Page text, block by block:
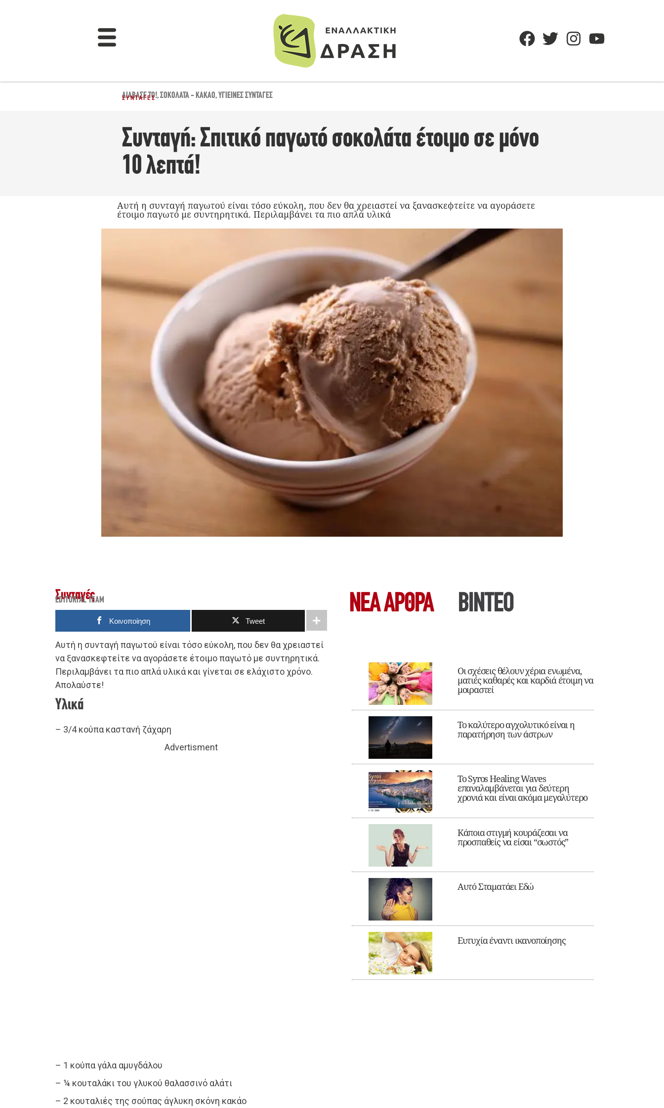
ΔΙΆΒΑΣΈ ΤΟ!,ΣΟΚΟΛΆΤΑ - ΚΑΚΆΟ,ΥΓΙΕΙΝΈΣ ΣΥΝΤΑΓΈΣ
ΣΥΝΤΑΓΈΣ
Συνταγή: Σπιτικό παγωτό σοκολάτα έτοιμο σε μόνο
10 λεπτά!
Αυτή η συνταγή παγωτού είναι τόσο εύκολη, που δεν θα χρειαστεί να ξανασκεφτείτε να αγοράσετε
έτοιμο παγωτό με συντηρητικά. Περιλαμβάνει τα πιο απλά υλικά
Συνταγές
EDITORIAL TEAM
Κοινοποίηση Tweet
Αυτή η συνταγή παγωτού είναι τόσο εύκολη, που δεν θα χρειαστεί
να ξανασκεφτείτε να αγοράσετε έτοιμο παγωτό με συντηρητικά.
Περιλαμβάνει τα πιο απλά υλικά και γίνεται σε ελάχιστο χρόνο.
Απολαύστε!
Υλικά
– 3/4 κούπα καστανή ζάχαρη
Advertisment
– 1 κούπα γάλα αμυγδάλου
– ¼ κουταλάκι του γλυκού θαλασσινό αλάτι
– 2 κουταλιές της σούπας άγλυκη σκόνη κακάο
ΝΕΑ ΆΡΘΡΑ ΒΙΝΤΕΟ
Οι σχέσεις θέλουν χέρια ενωμένα,
ματιές καθαρές και καρδιά έτοιμη να
μοιραστεί
Το καλύτερο αγχολυτικό είναι η
παρατήρηση των άστρων
Το Syros Healing Waves
επαναλαμβάνεται για δεύτερη
χρονιά και είναι ακόμα μεγαλύτερο
Κάποια στιγμή κουράζεσαι να
προσπαθείς να είσαι “σωστός”
Αυτό Σταματάει Εδώ
Ευτυχία έναντι ικανοποίησης